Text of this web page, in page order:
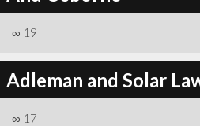
∞ 19
Adleman and Solar
∞ 17